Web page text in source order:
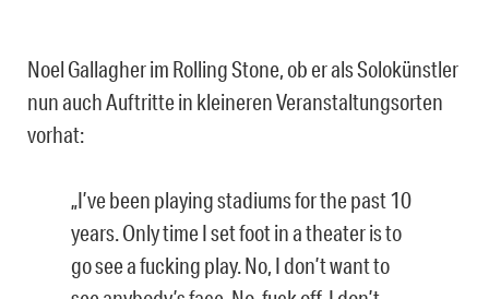
Noel Gallagher im Rolling Stone, ob er als Solokünstler
nun auch Auftritte in kleineren Veranstaltungsorten
vorhat:
„I’ve been playing stadiums for the past 10
years. Only time I set foot in a theater is to
go see a fucking play. No, I don’t want to